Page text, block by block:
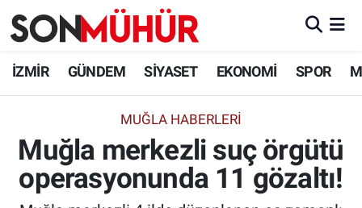
İZMİR GÜNDEM SİYASET EKONOMİ SPOR
MUĞLA HABERLERİ
Muğla merkezli suç örgütü
operasyonunda 11 gözaltı!
İzmir Nöbetçi Eczaneler
İzmir Namaz Vakitleri
İzmir Trafik Yoğunluk Haritası